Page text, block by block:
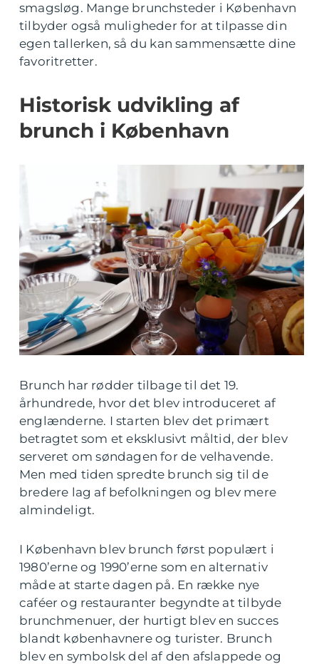
smagsløg. Mange brunchsteder i København
tilbyder også muligheder for at tilpasse din
egen tallerken, så du kan sammensætte dine
favoritretter.
Historisk udvikling af
brunch i København
Brunch har rødder tilbage til det 19.
århundrede, hvor det blev introduceret af
englænderne. I starten blev det primært
betragtet som et eksklusivt måltid, der blev
serveret om søndagen for de velhavende.
Men med tiden spredte brunch sig til de
bredere lag af befolkningen og blev mere
almindeligt.
I København blev brunch først populært i
1980’erne og 1990’erne som en alternativ
måde at starte dagen på. En række nye
caféer og restauranter begyndte at tilbyde
brunchmenuer, der hurtigt blev en succes
blandt københavnere og turister. Brunch
blev en symbolsk del af den afslappede og